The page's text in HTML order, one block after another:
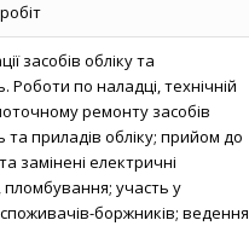
засобів обліку та
Роботи по наладці, технічній
ремонту засобів
приладів обліку; прийом до
замінені електричні
пломбування; участь у
боржників; ведення